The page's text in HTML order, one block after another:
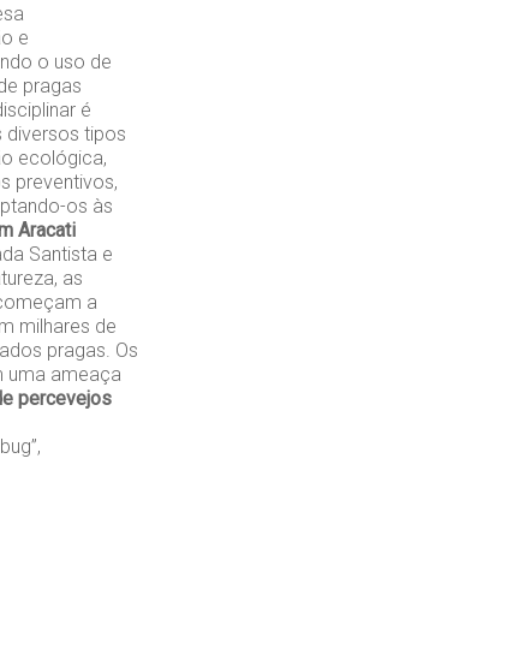
e
o uso de
pragas
é
tipos
ecológica,
preventivos,
os às
Aracati
Santista e
as
a
milhares de
pragas. Os
uma ameaça
percevejos